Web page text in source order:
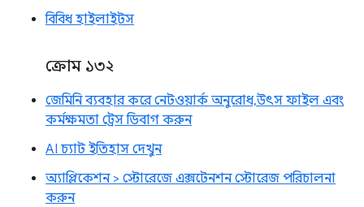
বিবিধ হাইলাইটস
ক্রোম ১৩২
জেমিনি ব্যবহার করে নেটওয়ার্ক অনুরোধ, উৎস ফাইল এবং
কর্মক্ষমতা ট্রেস ডিবাগ করুন
AI চ্যাট ইতিহাস দেখুন
অ্যাপ্লিকেশন > স্টোরেজে এক্সটেনশন স্টোরেজ পরিচালনা
করুন